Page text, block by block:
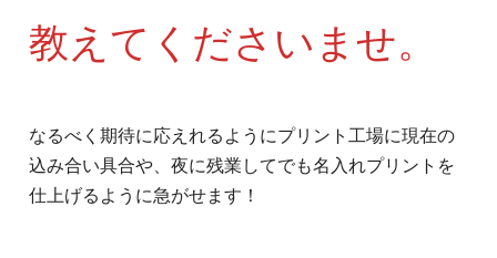
教えてくださいませ。
なるべく期待に応えれるようにプリント工場に現在の
込み合い具合や、夜に残業してでも名入れプリントを
仕上げるように急がせます！